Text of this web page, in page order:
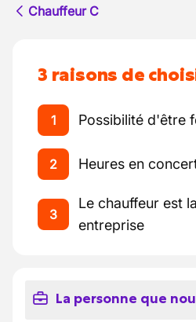
Chauffeur C
3 raisons de
1 Possibilité d'être
2 Heures en
3
Le chauffeur est
entreprise
La personne que